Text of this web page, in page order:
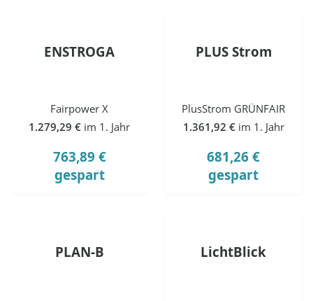
ENSTROGA
Fairpower X
1.279,29 € im 1. Jahr
763,89 €
gespart
PLUS Strom
PlusStrom GRÜNFAIR
1.361,92 € im 1. Jahr
681,26 €
gespart
PLAN-B LichtBlick